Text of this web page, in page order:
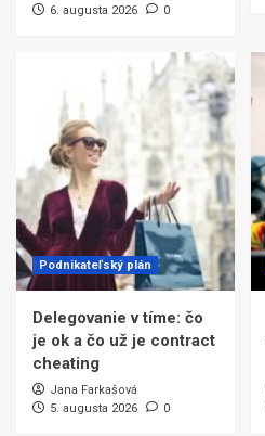
6. augusta 2026
0
Podnikateľský plán
Delegovanie v tíme: čo
je ok a čo už je contract
cheating
Jana Farkašová
5. augusta 2026
0